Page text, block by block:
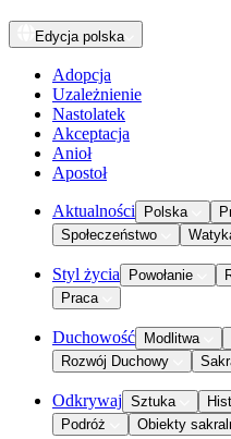
Edycja polska
Adopcja
Uzależnienie
Nastolatek
Akceptacja
Anioł
Apostoł
Aktualności Polska
Społeczeństwo
Styl życia Powołanie
Praca
Duchowość Modlitwa
Rozwój Duchowy
Odkrywaj Sztuka
Podróż
Obiekty